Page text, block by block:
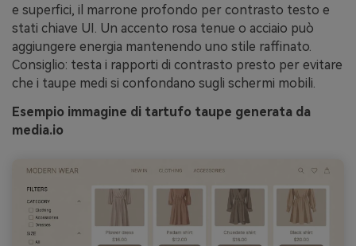
e superfici, il marrone profondo per contrasto testo e
stati chiave UI. Un accento rosa tenue o acciaio può
aggiungere energia mantenendo uno stile raffinato.
Consiglio: testa i rapporti di contrasto presto per evitare
che i taupe medi si confondano sugli schermi mobili.
Esempio immagine di tartufo taupe generata da
media.io